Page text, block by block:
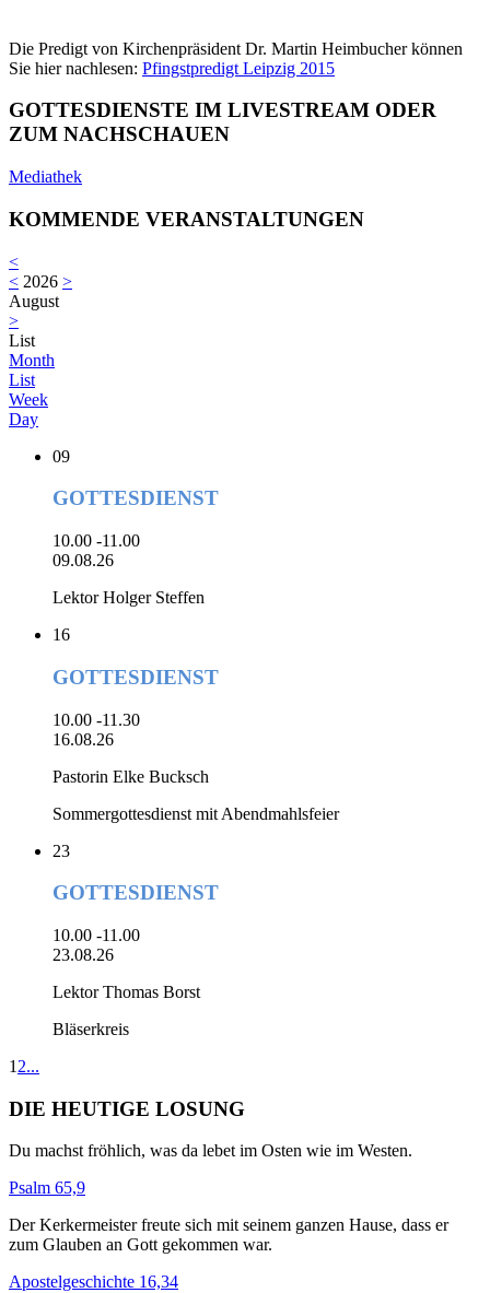
Die Predigt von Kirchenpräsident Dr. Martin Heimbucher können
Sie hier nachlesen: Pfingstpredigt Leipzig 2015
GOTTESDIENSTE IM LIVESTREAM ODER
ZUM NACHSCHAUEN
Mediathek
KOMMENDE VERANSTALTUNGEN
<
< 2026 >
August
>
List
Month
List
Week
Day
09
GOTTESDIENST
10.00 -11.00
09.08.26
Lektor Holger Steffen
16
GOTTESDIENST
10.00 -11.30
16.08.26
Pastorin Elke Bucksch
Sommergottesdienst mit Abendmahlsfeier
23
GOTTESDIENST
10.00 -11.00
23.08.26
Lektor Thomas Borst
Bläserkreis
1 2...
DIE HEUTIGE LOSUNG
Du machst fröhlich, was da lebet im Osten wie im Westen.
Psalm 65,9
Der Kerkermeister freute sich mit seinem ganzen Hause, dass er
zum Glauben an Gott gekommen war.
Apostelgeschichte 16,34